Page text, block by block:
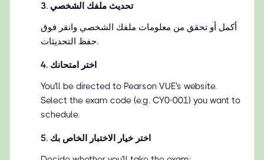
3. تحديث ملفك الشخصي
أكمل أو تحقق من معلومات ملفك الشخصي وانقر فوق
حفظ التحديثات.
4. اختر امتحانك
You'll be directed to Pearson VUE's website.
Select the exam code (e.g. CY0-001) you want to
schedule.
5. اختر خيار الاختبار الخاص بك